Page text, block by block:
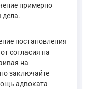
примерно
дела.
постановления
согласия на
на
заключайте
адвоката